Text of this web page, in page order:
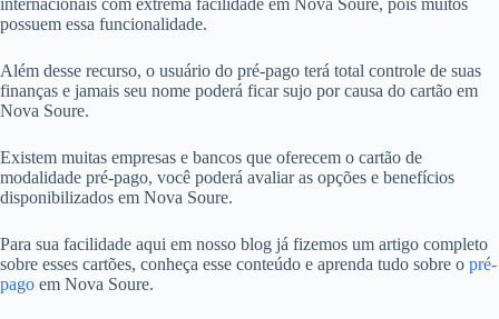
possuem essa funcionalidade.
Além desse recurso, o usuário do pré-pago terá total controle de suas
finanças e jamais seu nome poderá ficar sujo por causa do cartão em
Nova Soure.
Existem muitas empresas e bancos que oferecem o cartão de
modalidade pré-pago, você poderá avaliar as opções e benefícios
disponibilizados em Nova Soure.
Para sua facilidade aqui em nosso blog já fizemos um artigo completo
sobre esses cartões, conheça esse conteúdo e aprenda tudo sobre o pré-
pago em Nova Soure.